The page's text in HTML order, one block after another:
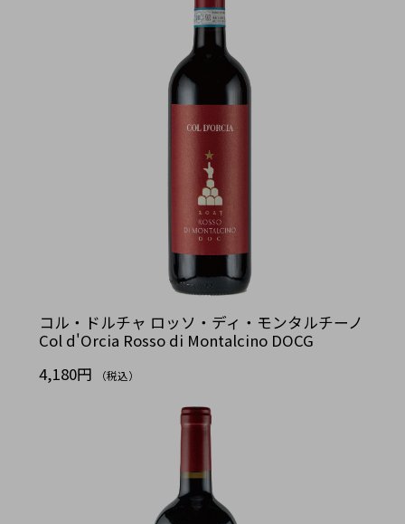
コル・ドルチャ ロッソ・ディ・モンタルチーノ
Col d'Orcia Rosso di Montalcino DOCG
4,180円
（税込）